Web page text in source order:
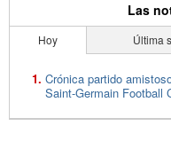
Las
Hoy Última
Crónica partido
Saint-Germain Football